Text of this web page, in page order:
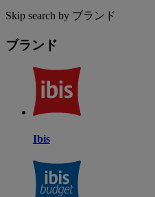
Skip search by ブランド
ブランド
Ibis